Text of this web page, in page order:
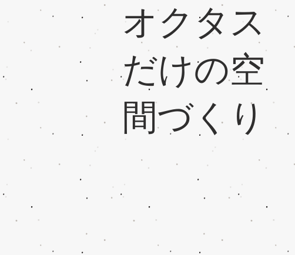
オクタス
だけの空
間づくり